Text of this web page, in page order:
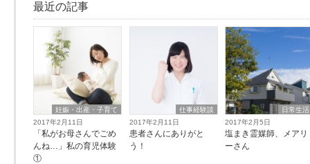
最近の記事
妊娠・出産・子育て
2017年2月11日
「私がお母さんでごめ
んね…」私の育児体験
①
仕事経験談
2017年2月11日
患者さんにありがと
う！
日常生活
2017年2月5日
塩まき霊媒師、メアリ
ーさん